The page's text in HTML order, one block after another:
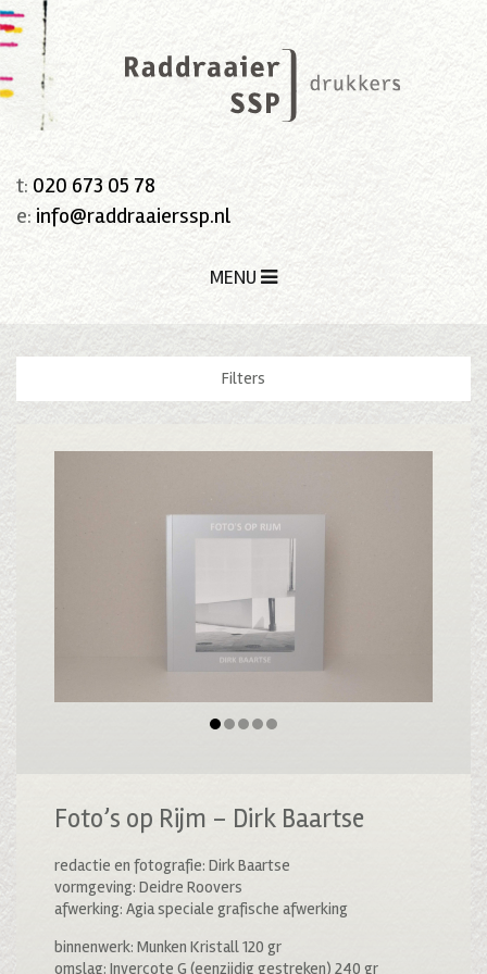
t: 020 673 05 78
e: info@raddraaierssp.nl
MENU
Filters
Foto’s op Rijm – Dirk Baartse
redactie en fotografie: Dirk Baartse
vormgeving: Deidre Roovers
afwerking: Agia speciale grafische afwerking
binnenwerk: Munken Kristall 120 gr
omslag: Invercote G (eenzijdig gestreken) 240 gr